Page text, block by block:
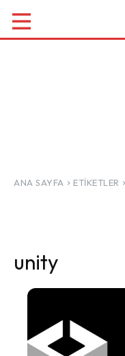
ANA SAYFA ETIKETLER
unity